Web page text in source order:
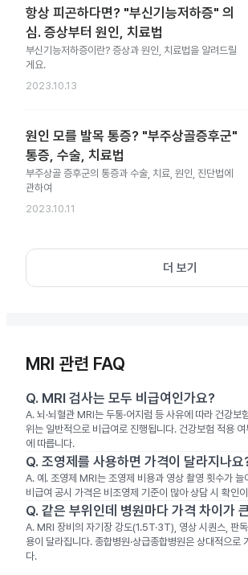
항상 피곤하다면? "부신기능저하증" 의
심. 증상부터 원인, 치료법
부신기능저하증이란? 증상과 원인, 치료법을 알려드릴
게요.
2023.10.13
원인 모를 발목 통증? "부주상골증후군"
통증, 수술, 치료법
부주상골 증후군의 통증과 수술, 치료, 원인, 진단법에
관하여
2023.10.11
더 보기
MRI 관련 FAQ
Q. MRI 검사는 모두 비급여인가요?
A. 뇌·뇌혈관 MRI는 두통·어지럼 등 사유에 따라 건강보
위는 일반적으로 비급여로 진행됩니다. 건강보험 적용
에 따릅니다.
Q. 조영제를 사용하면 가격이 달라지나요
A. 예. 조영제 MRI는 조영제 비용과 영상 촬영 횟수가 늘
비급여 공시 가격은 비조영제 기준이 많아 상담 시 확인
Q. 같은 부위인데 병원마다 가격 차이가
A. MRI 장비의 자기장 강도(1.5T·3T), 영상 시퀀스, 판독
용이 달라집니다. 종합병원·상급종합병원은 상대적으로
다.